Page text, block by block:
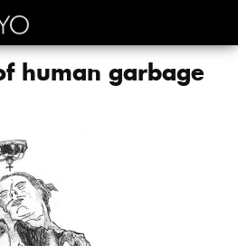
human garbage